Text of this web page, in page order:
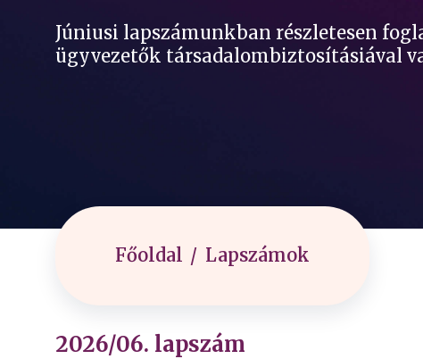
Júniusi lapszámunkban részletesen
ügyvezetők társadalombiztosításiával
Főoldal Lapszámok
2026/06. lapszám